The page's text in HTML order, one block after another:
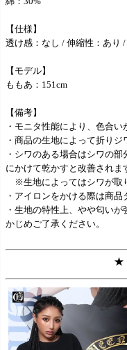
【仕様】
透け感：なし / 伸縮性：あり
【モデル】
ももあ：151cm
【備考】
・モニタ性能により、色合い
・商品の生地によって折り
・シワのある場合はシワの
にかけて乾かすと改善されま
※生地によってはシワが取
・アイロンをかける際は商品
・生地の特性上、やや匂い
かじめご了承ください。
★